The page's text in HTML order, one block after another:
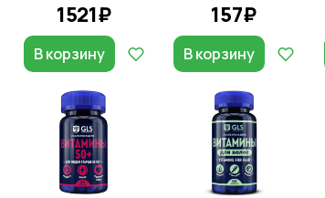
1521₽
В корзину
157₽
В корзину